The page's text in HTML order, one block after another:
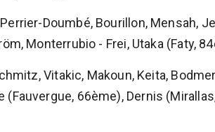
Doumbé, Bourillon, Mensah,
Monterrubio - Frei, Utaka (Faty,
Vitakic, Makoun, Keita,
(Fauvergue, 66ème), Dernis